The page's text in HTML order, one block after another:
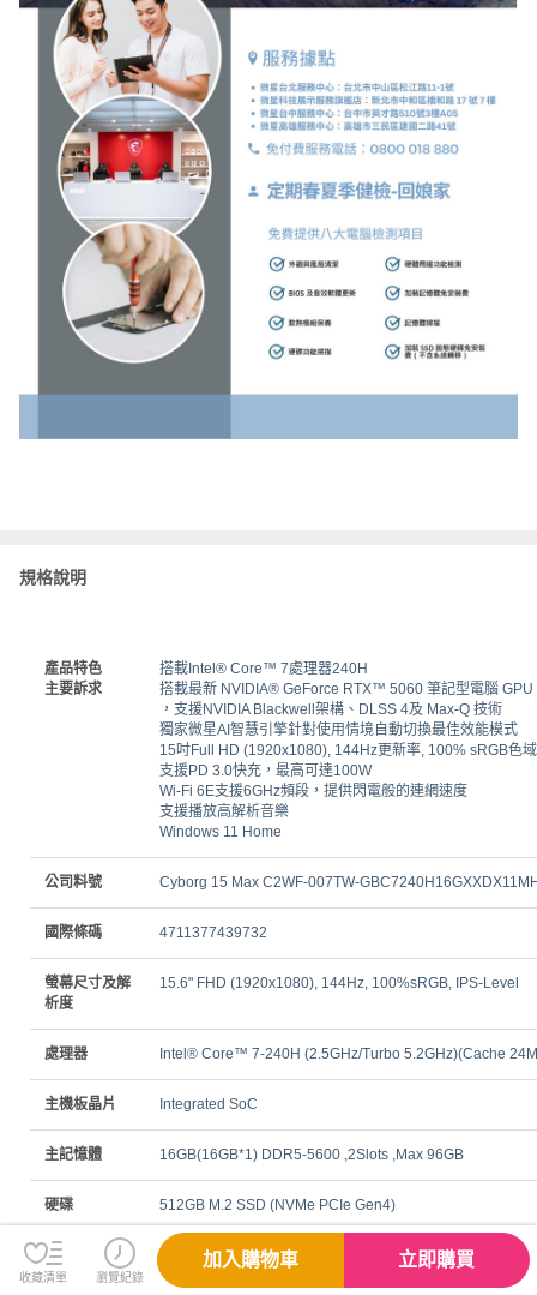
規格說明
產品特色
主要訴求
搭載Intel® Core™ 7處理器240H
搭載最新 NVIDIA® GeForce RTX™ 5060 筆記型電腦 GPU
，支援NVIDIA Blackwell架構、DLSS 4及 Max-Q 技術
獨家微星AI智慧引擎針對使用情境自動切換最佳效能模式
15吋Full HD (1920x1080), 144Hz更新率, 100% sRGB色
支援PD 3.0快充，最高可達100W
Wi-Fi 6E支援6GHz頻段，提供閃電般的連網速度
支援播放高解析音樂
Windows 11 Home
公司料號 Cyborg 15 Max C2WF-007TW-
國際條碼 4711377439732
螢幕尺寸及解
析度
15.6" FHD (1920x1080), 144Hz, 100%sRGB, IPS-Level
處理器 Intel® Core™ 7-240H (2.5GHz/Turbo 5.2GHz)(Cache
主機板晶片 Integrated SoC
主記憶體 16GB(16GB*1) DDR5-5600 ,2Slots ,Max 96GB
硬碟 512GB M.2 SSD (NVMe PCIe Gen4)
顯示晶片規格 GeForce RTX™ 5060 Laptop GPU 8GB GDDR7
收藏清單 瀏覽紀錄
加入購物車 立即購買